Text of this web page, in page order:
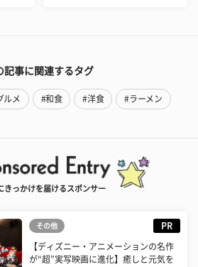
記事に関連するタグ
ルメ #和食 #洋食 #ラーメン
きっかけを届けるスポンサー
その他 PR
【ディズニー・アニメーションの名作
が“超”実写映画に進化】癒しと元気を